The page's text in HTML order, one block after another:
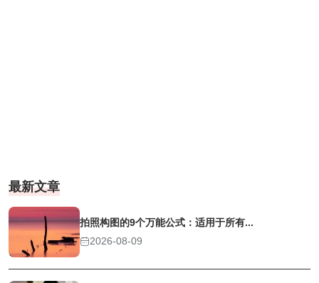
最新文章
拍照构图的9个万能公式：适用于所有...
2026-08-09